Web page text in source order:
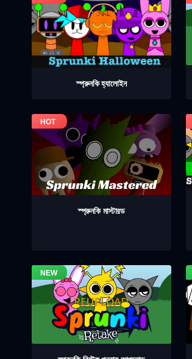
স্প্রুনকি হ্যালোইন
স্প্রুনকি মাস্টারড